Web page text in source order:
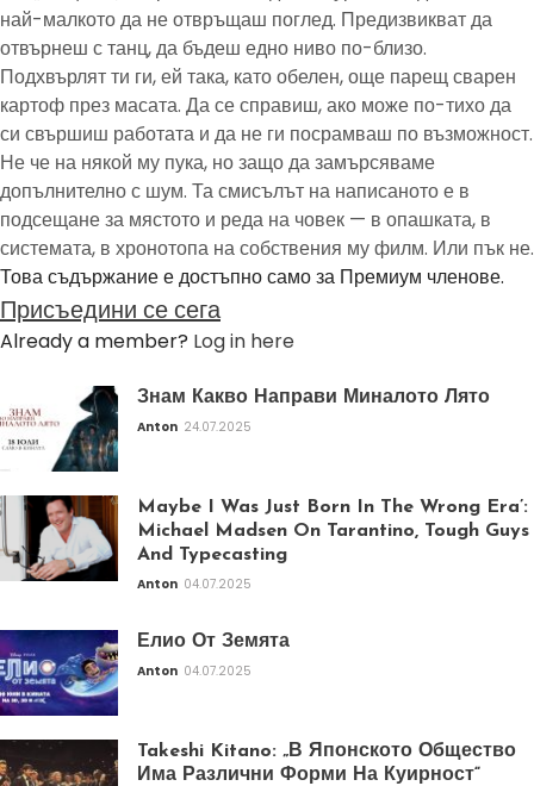
най-малкото да не отвръщаш поглед. Предизвикват да
отвърнеш с танц, да бъдеш едно ниво по-близо.
Подхвърлят ти ги, ей така, като обелен, още парещ сварен
картоф през масата. Да се справиш, ако може по-тихо да
си свършиш работата и да не ги посрамваш по възможност.
Не че на някой му пука, но защо да замърсяваме
допълнително с шум. Та смисълът на написаното е в
подсещане за мястото и реда на човек — в опашката, в
системата, в хронотопа на собствения му филм. Или пък не.
Това съдържание е достъпно само за Премиум членове.
Присъедини се сега
Already a member? Log in here
Знам Какво Направи Миналото Лято
Anton 24.07.2025
Maybe I Was Just Born In The Wrong Era’:
Michael Madsen On Tarantino, Tough Guys
And Typecasting
Anton 04.07.2025
Елио От Земята
Anton 04.07.2025
Takeshi Kitano: „В Японското Общество
Има Различни Форми На Куирност“